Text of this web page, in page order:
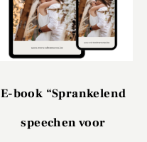
E-book “Sprankelend
speechen voor